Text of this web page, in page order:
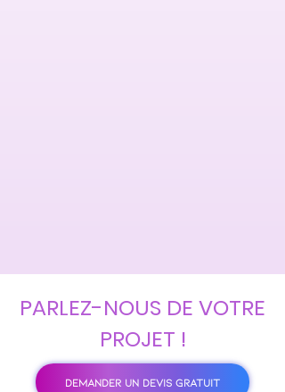
PARLEZ-NOUS DE VOTRE
PROJET !
DEMANDER UN DEVIS GRATUIT